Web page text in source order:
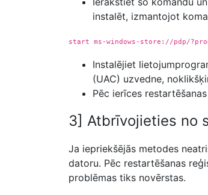
instalēt, izmantojot
start ms-windows-store://pdp/
Instalējiet
(UAC) uzvedne,
Pēc ierīces
3] Atbrīvojieties no
Ja iepriekšējās metodes
datoru. Pēc restartēšanas
problēmas tiks novērstas.